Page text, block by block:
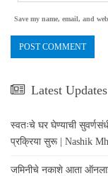
Save my name, email, and
Latest Updates
स्वतःचे घर घेण्याची
प्रक्रिया सुरू | Nashik
जमिनीचे नकाशे आता